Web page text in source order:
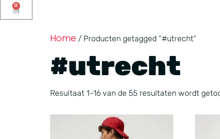
0
Home / Producten getagged “#utrecht”
#utrecht
Resultaat 1–16 van de 55 resultaten wordt